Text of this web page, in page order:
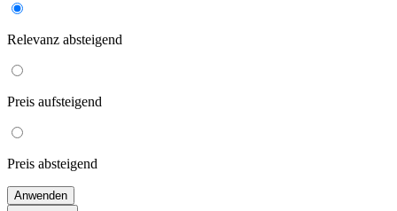
Relevanz absteigend
Preis aufsteigend
Preis absteigend
Anwenden